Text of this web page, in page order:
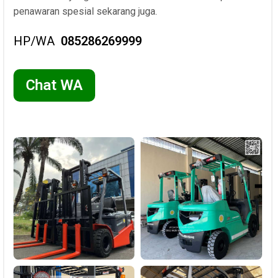
penawaran spesial sekarang juga.
HP/WA 085286269999
Chat WA